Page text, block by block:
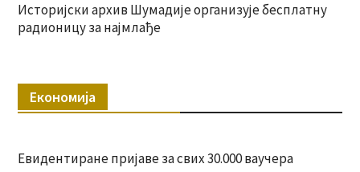
Историјски архив Шумадије организује бесплатну
радионицу за најмлађе
Економија
Евидентиране пријаве за свих 30.000 ваучера